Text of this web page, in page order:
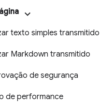
texto simples transmitido
Markdown transmitido
de segurança
de performance